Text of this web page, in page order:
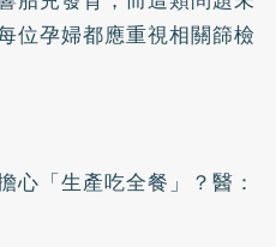
位孕婦都應重視相關篩檢
「生產吃全餐」？醫：